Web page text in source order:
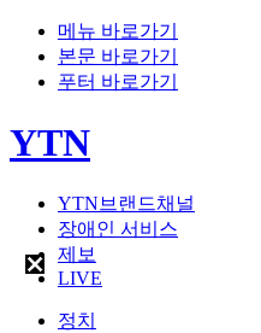
메뉴 바로가기
본문 바로가기
푸터 바로가기
YTN
YTN브랜드채널
장애인 서비스
제보
LIVE
정치